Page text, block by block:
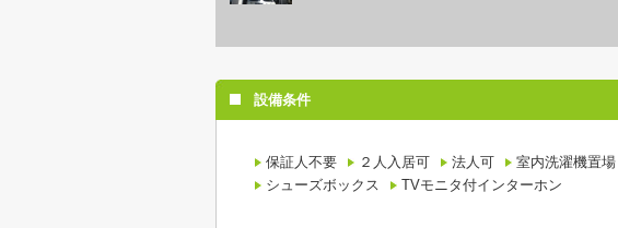
設備条件
保証人不要 ２人入居可 法人可 室内洗濯機置場
シューズボックス
TVモニタ付インターホン